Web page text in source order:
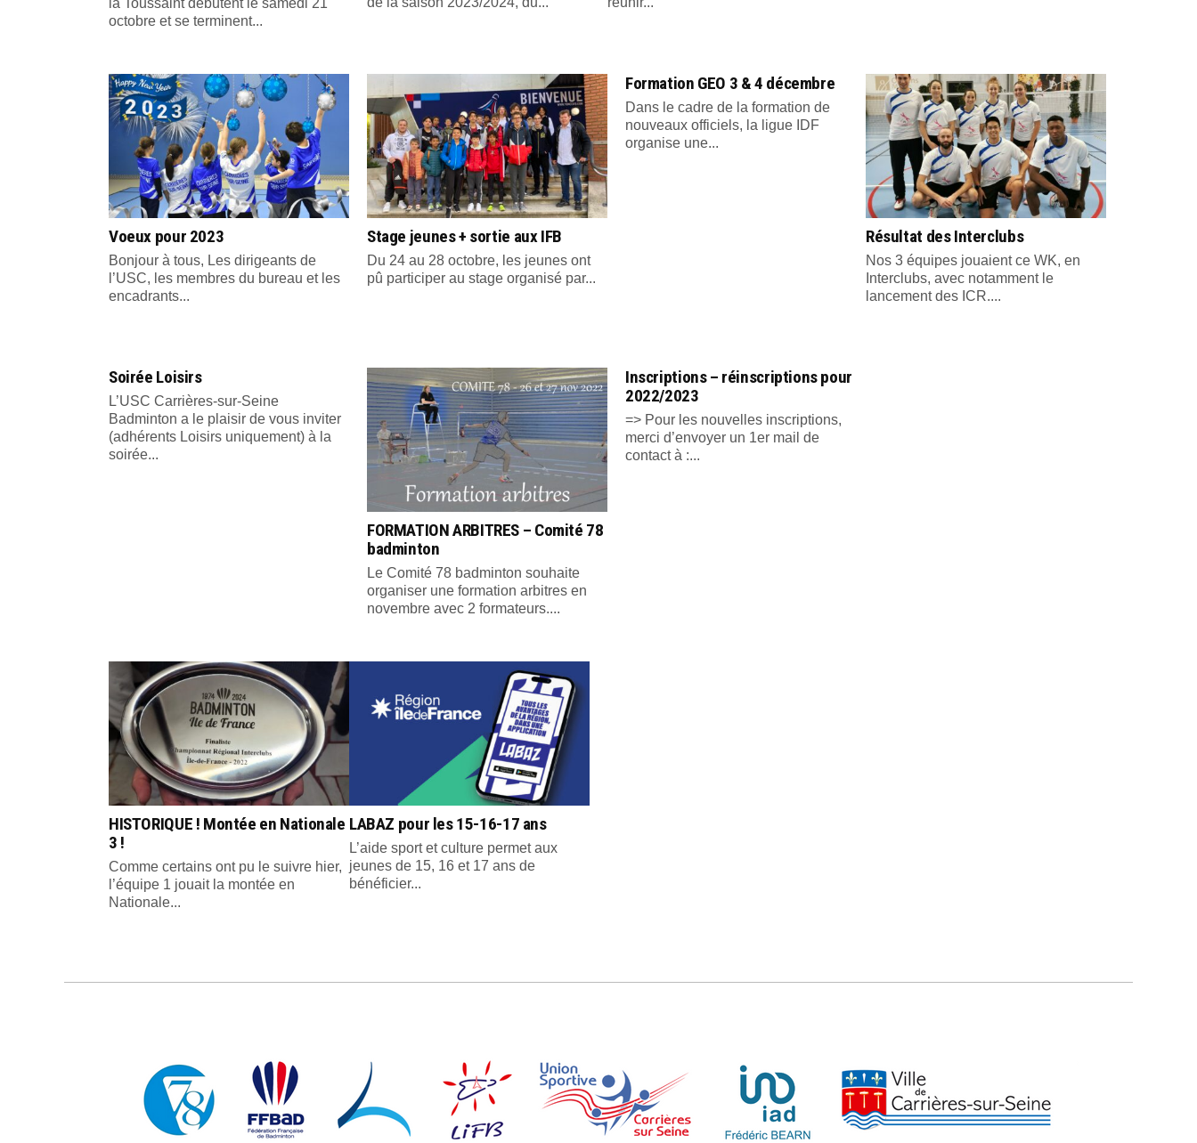
la Toussaint débutent le samedi 21
octobre et se terminent...
Voeux pour 2023
Bonjour à tous, Les dirigeants de
l’USC, les membres du bureau et les
encadrants...
Stage jeunes + sortie aux IFB
Du 24 au 28 octobre, les jeunes ont
pû participer au stage organisé par...
Formation GEO 3 & 4 décembre
Dans le cadre de la formation de
nouveaux officiels, la ligue IDF
organise une...
Résultat des Interclubs
Nos 3 équipes jouaient ce WK, en
Interclubs, avec notamment le
lancement des ICR....
Soirée Loisirs
L’USC Carrières-sur-Seine
Badminton a le plaisir de vous inviter
(adhérents Loisirs uniquement) à la
soirée...
FORMATION ARBITRES – Comité 78
badminton
Le Comité 78 badminton souhaite
organiser une formation arbitres en
novembre avec 2 formateurs....
Inscriptions – réinscriptions pour
2022/2023
=> Pour les nouvelles inscriptions,
merci d’envoyer un 1er mail de
contact à :...
HISTORIQUE ! Montée en Nationale
3 !
Comme certains ont pu le suivre hier,
l’équipe 1 jouait la montée en
Nationale...
LABAZ pour les 15-16-17 ans
L’aide sport et culture permet aux
jeunes de 15, 16 et 17 ans de
bénéficier...